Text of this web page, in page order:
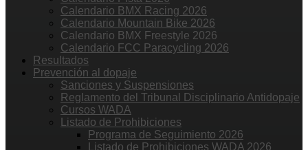
Calendario BMX Racing 2026
Calendario Mountain Bike 2026
Calendario BMX Freestyle 2026
Calendario FCC Paracycling 2026
Resultados
Prevención al dopaje
Sanciones y Suspensiones
Reglamento del Tribunal Disciplinario Antidopaje
Cursos WADA
Listado de Prohibiciones
Programa de Seguimiento 2026
Listado de Prohibiciones WADA 2026